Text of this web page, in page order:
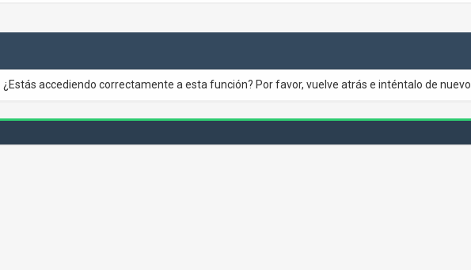
accediendo correctamente a esta función? Por favor, vuelve atrás e inténtalo de nuevo.